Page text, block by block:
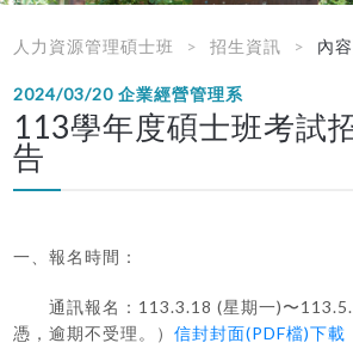
人力資源管理碩士班 招生資訊 內
2024/03/20企業經營管理系
113學年度碩士班考試
告
一、報名時間：
通訊報名：113.3.18 (星期一)〜
憑，逾期不受理。）信封封面(PDF檔)下載